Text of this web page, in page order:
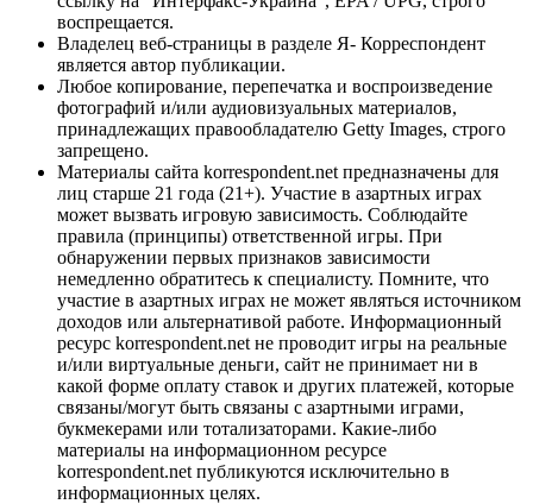
воспрещается.
Владелец веб-страницы в разделе Я- Корреспондент
является автор публикации.
Любое копирование, перепечатка и воспроизведение
фотографий и/или аудиовизуальных материалов,
принадлежащих правообладателю Getty Images, строго
запрещено.
Материалы сайта korrespondent.net предназначены для
лиц старше 21 года (21+). Участие в азартных играх
может вызвать игровую зависимость. Соблюдайте
правила (принципы) ответственной игры. При
обнаружении первых признаков зависимости
немедленно обратитесь к специалисту. Помните, что
участие в азартных играх не может являться источником
доходов или альтернативой работе. Информационный
ресурс korrespondent.net не проводит игры на реальные
и/или виртуальные деньги, сайт не принимает ни в
какой форме оплату ставок и других платежей, которые
связаны/могут быть связаны с азартными играми,
букмекерами или тотализаторами. Какие-либо
материалы на информационном ресурсе
korrespondent.net публикуются исключительно в
информационных целях.